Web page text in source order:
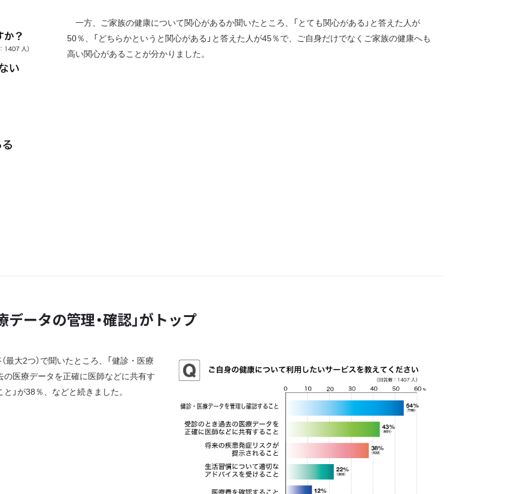
一方、ご家族の健康について関心があるか聞いたところ、「とても関心がある」と答えた人が
50％、「どちらかというと関心がある」と答えた人が45％で、ご自身だけでなくご家族の健康へも
高い関心があることが分かりました。
ータの管理・確認」がトップ
大2つ）で聞いたところ、「健診・医療
の医療データを正確に医師などに共有す
」が38％、などと続きました。